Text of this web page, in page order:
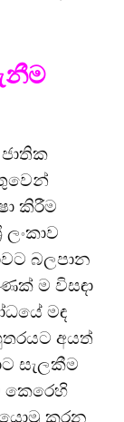
කිරීම
ලංකාව
බලපාන
ම විසඳා
මඳ
අයත්
සැලකීම
කෙරෙහි
කරන